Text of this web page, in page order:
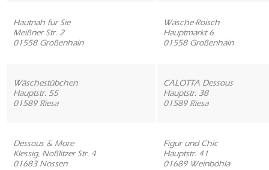
Hautnah für Sie
Meißner Str. 2
01558 Großenhain
Wäsche-Roisch
Hauptmarkt 6
01558 Großenhain
Wäschestübchen
Hauptstr. 55
01589 Riesa
CALOTTA Dessous
Hauptstr. 38
01589 Riesa
Dessous & More
Klessig, Noßlitzer Str. 4
01683 Nossen
Figur und Chic
Hauptstr. 41
01689 Weinböhla